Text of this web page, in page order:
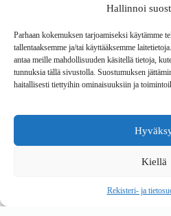
Hallinnoi
Parhaan kokemuksen tarjoamiseksi käytämme
tallentaaksemme ja/tai käyttääksemme
antaa meille mahdollisuuden käsitellä tietoja,
tunnuksia tällä sivustolla. Suostumuksen
haitallisesti tiettyihin ominaisuuksiin ja
Kiellä
Rekisteri- ja
Vaihto ja
Tietoa
Copyright © 2026